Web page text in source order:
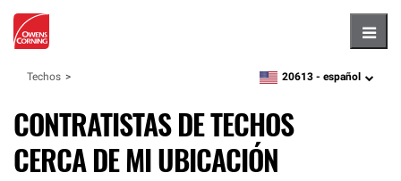
Techos zipcode,language
20613 - español
CONTRATISTAS DE TECHOS
CERCA DE MI UBICACIÓN